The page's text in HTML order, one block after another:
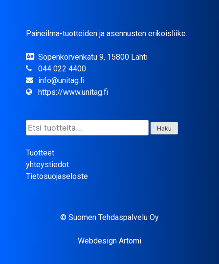
Paineilma-tuotteiden ja asennusten erikoisliike.
Sopenkorvenkatu 9, 15800 Lahti
044 022 4400
info@unitag.fi
https://www.unitag.fi
Etsi: Haku
Tuotteet
yhteystiedot
Tietosuojaseloste
© Suomen Tehdaspalvelu Oy
Webdesign Artomi